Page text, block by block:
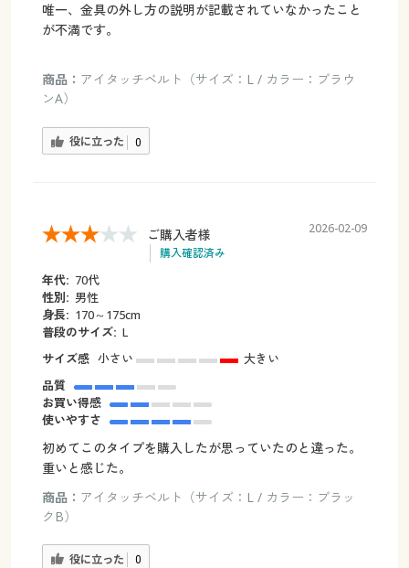
唯一、金具の外し方の説明が記載されていなかったこと
が不満です。
商品： アイタッチベルト（サイズ：L / カラー：ブラウ
ンA）
役に立った 0
ご購入者様
購入確認済み
2026-02-09
年代: 70代
性別: 男性
身長: 170～175cm
普段のサイズ: L
サイズ感 小さい
大きい
品質
お買い得感
使いやすさ
初めてこのタイプを購入したが思っていたのと違った。
重いと感じた。
商品： アイタッチベルト（サイズ：L / カラー：ブラッ
クB）
役に立った 0